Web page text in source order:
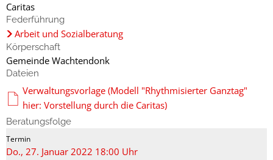
Caritas
Federführung
Arbeit und Sozialberatung
Körperschaft
Gemeinde Wachtendonk
Dateien
Verwaltungsvorlage (Modell "Rhythmisierter Ganztag"
hier: Vorstellung durch die Caritas)
Beratungsfolge
Do., 27. Januar 2022 18:00 Uhr